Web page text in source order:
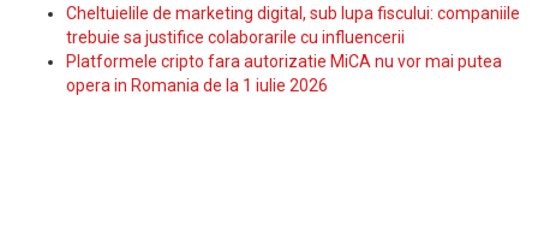
Cheltuielile de marketing digital, sub lupa fiscului: companiile
trebuie sa justifice colaborarile cu influencerii
Platformele cripto fara autorizatie MiCA nu vor mai putea
opera in Romania de la 1 iulie 2026